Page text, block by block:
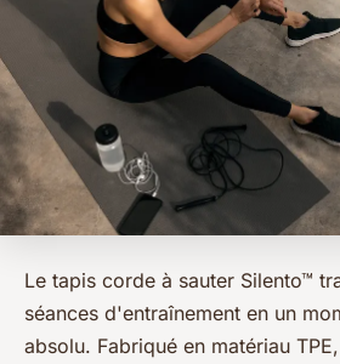
Le tapis corde à sauter Silento™
séances d'entraînement en un
absolu. Fabriqué en matériau